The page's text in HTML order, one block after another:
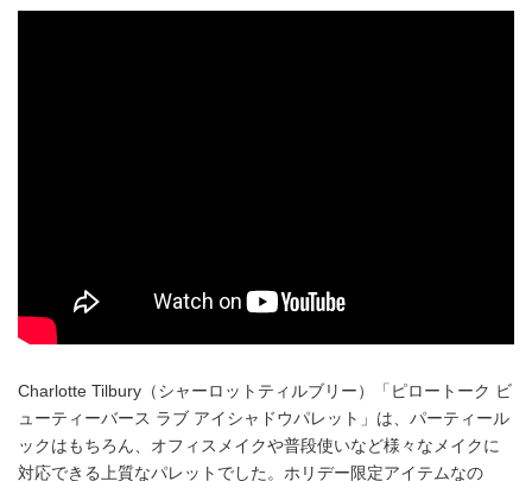
Charlotte Tilbury（シャーロットティルブリー）「ピロートーク ビ
ューティーバース ラブ アイシャドウパレット」は、パーティール
ックはもちろん、オフィスメイクや普段使いなど様々なメイクに
対応できる上質なパレットでした。ホリデー限定アイテムなの